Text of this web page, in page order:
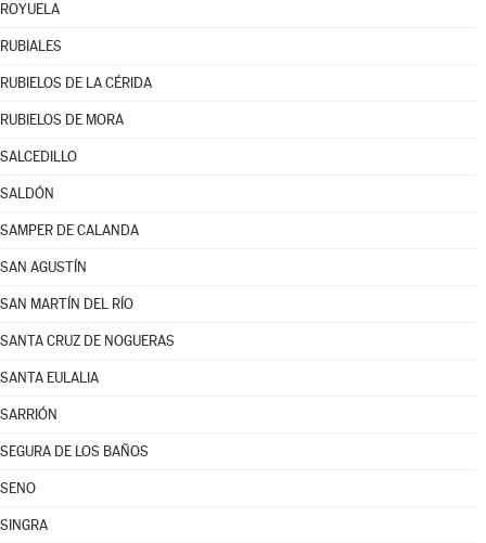
ROYUELA
RUBIALES
RUBIELOS DE LA CÉRIDA
RUBIELOS DE MORA
SALCEDILLO
SALDÓN
SAMPER DE CALANDA
SAN AGUSTÍN
SAN MARTÍN DEL RÍO
SANTA CRUZ DE NOGUERAS
SANTA EULALIA
SARRIÓN
SEGURA DE LOS BAÑOS
SENO
SINGRA